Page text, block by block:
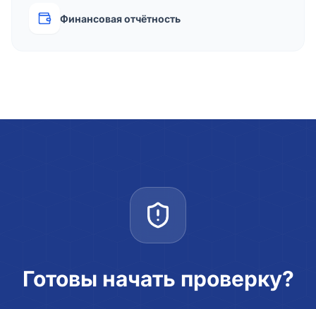
Финансовая отчётность
Готовы начать проверку?